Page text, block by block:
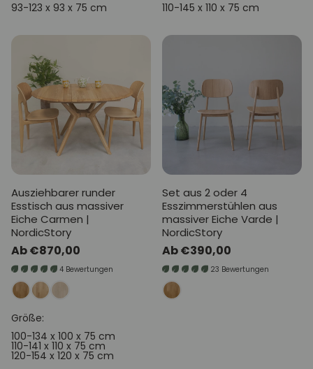
93-123 x 93 x 75 cm
110-145 x 110 x 75 cm
Ausziehbarer runder
Esstisch aus massiver
Eiche Carmen |
NordicStory
Normaler
Preis
Ab €870,00
4 Bewertungen
Größe:
100-134 x 100 x 75 cm
110-141 x 110 x 75 cm
120-154 x 120 x 75 cm
Set aus 2 oder 4
Esszimmerstühlen aus
massiver Eiche Varde |
NordicStory
Normaler
Preis
Ab €390,00
23 Bewertungen